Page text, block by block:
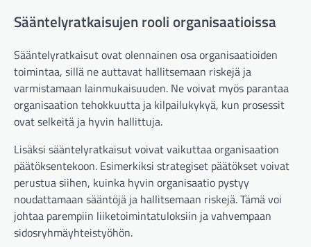
Sääntelyratkaisujen rooli organisaatioissa
Sääntelyratkaisut ovat olennainen osa organisaatioiden
toimintaa, sillä ne auttavat hallitsemaan riskejä ja
varmistamaan lainmukaisuuden. Ne voivat myös parantaa
organisaation tehokkuutta ja kilpailukykyä, kun prosessit
ovat selkeitä ja hyvin hallittuja.
Lisäksi sääntelyratkaisut voivat vaikuttaa organisaation
päätöksentekoon. Esimerkiksi strategiset päätökset voivat
perustua siihen, kuinka hyvin organisaatio pystyy
noudattamaan sääntöjä ja hallitsemaan riskejä. Tämä voi
johtaa parempiin liiketoimintatuloksiin ja vahvempaan
sidosryhmäyhteistyöhön.